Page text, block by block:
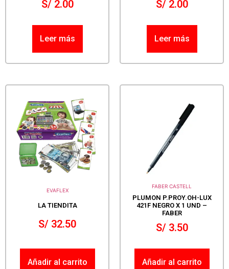
S/2.00
Leer más
S/2.00
Leer más
EVAFLEX
LA TIENDITA
S/ 32.50
Añadir al carrito
FABER CASTELL
PLUMON P.PROY.OH-LUX
421F NEGRO X 1 UND –
FABER
S/3.50
Añadir al carrito